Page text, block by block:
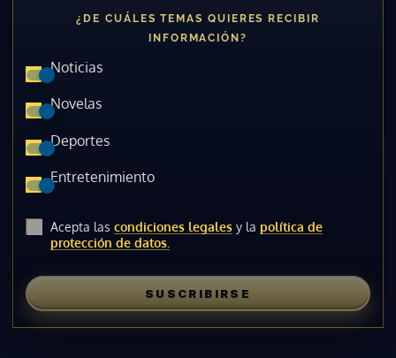
¿DE CUÁLES TEMAS QUIERES RECIBIR
INFORMACIÓN?
Noticias
Novelas
Deportes
Entretenimiento
Acepta las condiciones legales y la política de
protección de datos.
SUSCRIBIRSE